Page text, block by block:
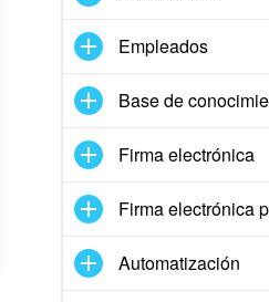
Empleados
Base de
Firma electrónica
Firma electrónica
Automatización